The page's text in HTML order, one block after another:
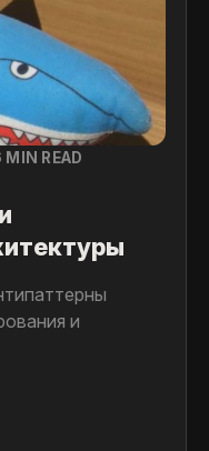
MIN READ
и